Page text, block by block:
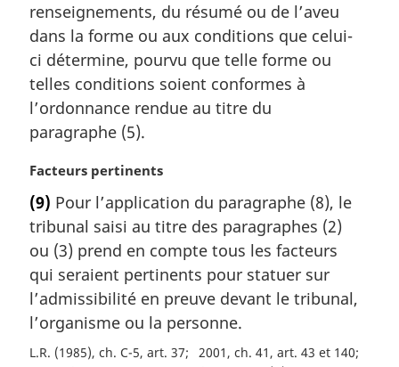
renseignements, du résumé ou de l’aveu
dans la forme ou aux conditions que celui-
ci détermine, pourvu que telle forme ou
telles conditions soient conformes à
l’ordonnance rendue au titre du
paragraphe (5).
N
t
e
m
a
g
i
n
Facteurs pertinents
(9) Pour l’application du paragraphe (8), le
tribunal saisi au titre des paragraphes (2)
ou (3) prend en compte tous les facteurs
qui seraient pertinents pour statuer sur
l’admissibilité en preuve devant le tribunal,
l’organisme ou la personne.
L.R. (1985), ch. C-5, art. 37
2001, ch. 41, art. 43 et 140